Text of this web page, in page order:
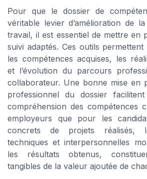
Pour que le dossier de
véritable levier d’amélioration de
travail, il est essentiel de mettre en
suivi adaptés. Ces outils
les compétences acquises, les
et l’évolution du parcours
collaborateur. Une bonne mise en
professionnel du dossier
compréhension des compétences
employeurs que pour les
concrets de projets réalisés,
techniques et interpersonnelles
les résultats obtenus,
tangibles de la valeur ajoutée de